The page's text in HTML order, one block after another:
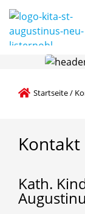
Informationen
Startseite/
Kontakt
Kath.